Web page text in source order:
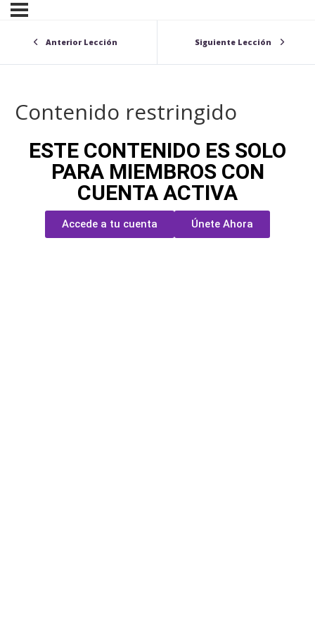
Anterior Lección Siguiente Lección
Contenido restringido
ESTE CONTENIDO ES SOLO
PARA MIEMBROS CON
CUENTA ACTIVA
Accede a tu cuenta Únete Ahora